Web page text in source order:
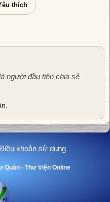
thích
người đầu tiên chia sẻ
khoản sử dụng
Quán - Thư Viện Online